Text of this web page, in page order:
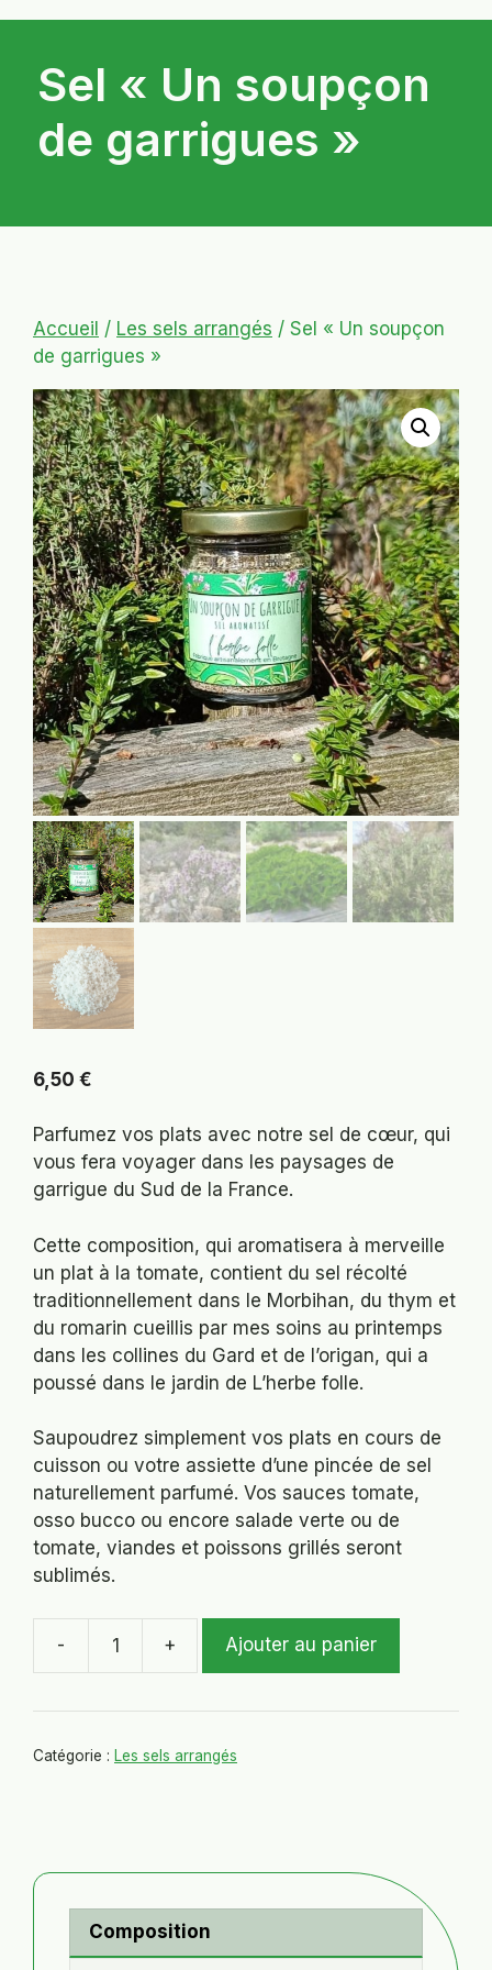
Sel « Un soupçon
de garrigues »
Accueil / Les sels arrangés / Sel « Un soupçon
de garrigues »
6,50 €
Parfumez vos plats avec notre sel de cœur, qui
vous fera voyager dans les paysages de
garrigue du Sud de la France.
Cette composition, qui aromatisera à merveille
un plat à la tomate, contient du sel récolté
traditionnellement dans le Morbihan, du thym et
du romarin cueillis par mes soins au printemps
dans les collines du Gard et de l’origan, qui a
poussé dans le jardin de L’herbe folle.
Saupoudrez simplement vos plats en cours de
cuisson ou votre assiette d’une pincée de sel
naturellement parfumé. Vos sauces tomate,
osso bucco ou encore salade verte ou de
tomate, viandes et poissons grillés seront
sublimés.
-
quantité
Sel
soupçon
+ Ajouter au panier
Catégorie : Les sels arrangés
Composition